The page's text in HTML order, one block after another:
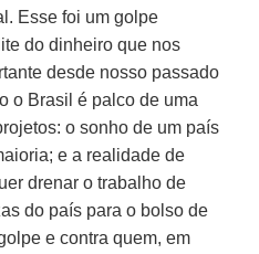
Esse foi um golpe
do dinheiro que nos
desde nosso passado
o Brasil é palco de uma
o sonho de um país
e a realidade de
drenar o trabalho de
do país para o bolso de
e contra quem, em